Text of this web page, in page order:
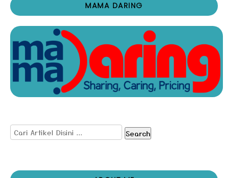
MAMA DARING
Search